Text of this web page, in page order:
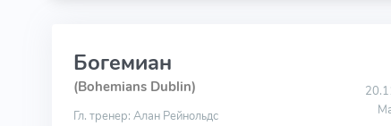
Богемиан
(Bohemians Dublin)
Гл. тренер: Алан Рейнольдс